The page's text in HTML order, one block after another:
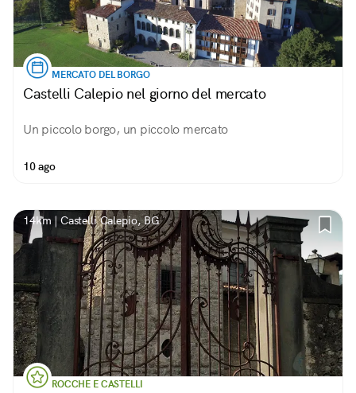
MERCATO DEL BORGO
Castelli Calepio nel giorno del mercato
Un piccolo borgo, un piccolo mercato
10 ago
14km | Castelli Calepio, BG
ROCCHE E CASTELLI